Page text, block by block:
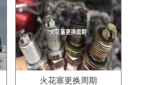
火花塞更换周期